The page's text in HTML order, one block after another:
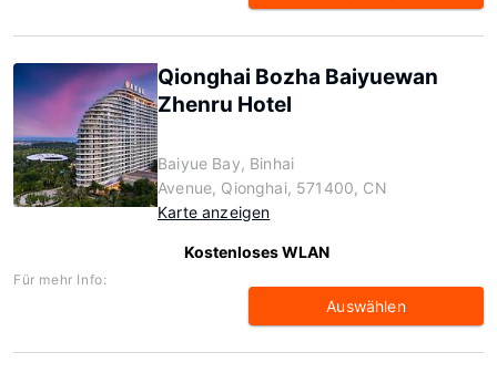
Qionghai Bozha Baiyuewan
Zhenru Hotel
Baiyue Bay, Binhai
Avenue, Qionghai, 571400, CN
Karte anzeigen
Kostenloses WLAN
Für mehr Info:
Auswählen